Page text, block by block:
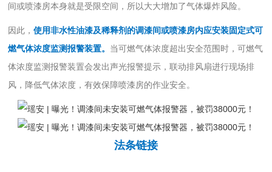
间或喷漆房本身就是受限空间，所以大大增加了气体爆炸风险。
因此，使用非水性油漆及稀释剂的调漆间或喷漆房内应安装固定式可
燃气体浓度监测报警装置。 当可燃气体浓度超出安全范围时，可燃气
体浓度监测报警装置会发出声光报警提示，联动排风扇进行现场排
风，降低气体浓度，有效保障喷漆房的作业安全。
法条链接